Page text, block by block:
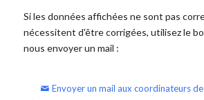
Si les données affichées ne sont pas
nécessitent d'être corrigées, utilisez le
nous envoyer un mail :
Envoyer un mail aux coordinateurs